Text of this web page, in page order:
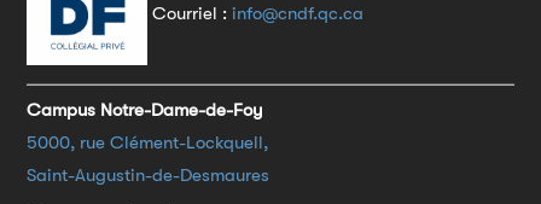
Courriel :info@cndf.qc.ca
Campus Notre-Dame-de-Foy
5000, rue Clément-Lockquell,
Saint-Augustin-de-Desmaures